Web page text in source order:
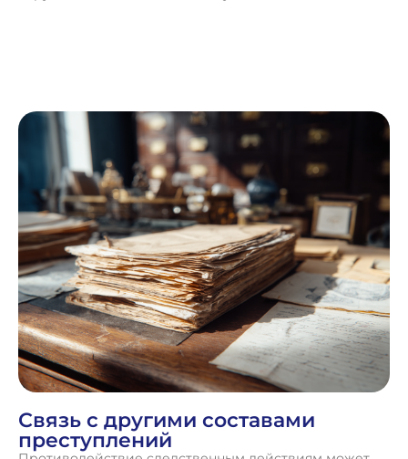
Связь с другими составами
преступлений